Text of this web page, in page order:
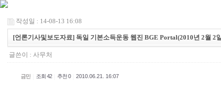
작성일 : 14-08-13 16:08
[언론기사및보도자료] 독일 기본소득운동 웹진 BGE Portal(2010년 2월 2
글쓴이 : 사무처
금민 조회 42 추천 0 2010.06.21. 16:07